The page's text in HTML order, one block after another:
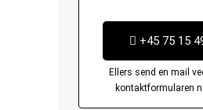
+45 75 15
Ellers send en mail
kontaktformularen